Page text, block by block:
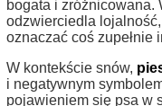
bogata i zróżnicowana.
odzwierciedla
oznaczać coś zupełnie
W kontekście snów,
i negatywnym
pojawieniem się psa w